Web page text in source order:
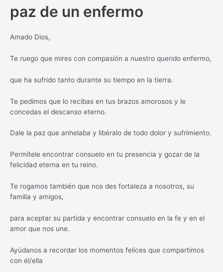
paz de un enfermo
Amado Dios,
Te ruego que mires con compasión a nuestro querido enfermo,
que ha sufrido tanto durante su tiempo en la tierra.
Te pedimos que lo recibas en tus brazos amorosos y le
concedas el descanso eterno.
Dale la paz que anhelaba y libéralo de todo dolor y sufrimiento.
Permítele encontrar consuelo en tu presencia y gozar de la
felicidad eterna en tu reino.
Te rogamos también que nos des fortaleza a nosotros, su
familia y amigos,
para aceptar su partida y encontrar consuelo en la fe y en el
amor que nos une.
Ayúdanos a recordar los momentos felices que compartimos
con él/ella